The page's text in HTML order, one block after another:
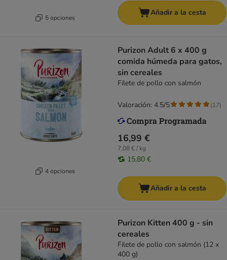
5 opciones
Añadir a la cesta
4 opciones
Purizon Adult 6 x 400 g
comida húmeda para gatos,
sin cereales
Filete de pollo con salmón
16,99 €
7,08 € / kg
15,80 €
Valoración: 4.5/5 (17)
Añadir a la cesta
Purizon Kitten 400 g - sin
cereales
Filete de pollo con salmón (12 x
400 g)